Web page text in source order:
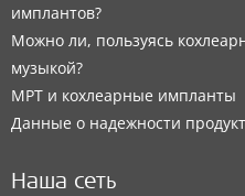
имплантов?
Можно ли, пользуясь
музыкой?
МРТ и кохлеарные импланты
Данные о надежности
Наша сеть